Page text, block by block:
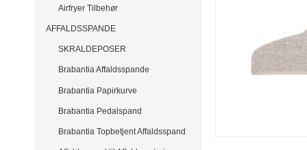
Airfryer Tilbehør
AFFALDSSPANDE
SKRALDEPOSER
Brabantia Affaldsspande
Brabantia Papirkurve
Brabantia Pedalspand
Brabantia Topbetjent Affaldsspand